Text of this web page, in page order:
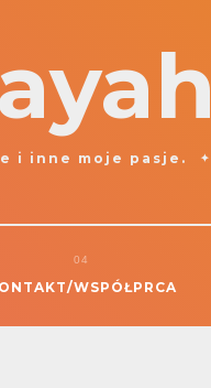
i inne moje pasje.
WSPÓŁPRCA